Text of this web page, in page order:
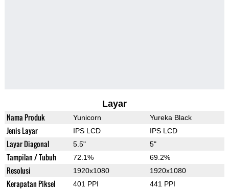
Layar
Nama Produk Yunicorn Yureka Black
Jenis Layar IPS LCD IPS LCD
Layar Diagonal 5.5" 5"
Tampilan / Tubuh 72.1% 69.2%
Resolusi 1920x1080 1920x1080
Kerapatan Piksel 401 PPI 441 PPI